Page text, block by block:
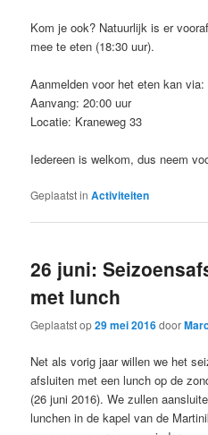
Kom je ook? Natuurlijk is er
mee te eten (18:30 uur).
Aanmelden voor het eten kan via:
Aanvang: 20:00 uur
Locatie: Kraneweg 33
Iedereen is welkom, dus neem
Geplaatst in Activiteiten
26 juni:
met lunch
Geplaatst op29 mei 2016door
Net als vorig jaar willen we het
afsluiten met een lunch op de
(26 juni 2016). We zullen
lunchen in de kapel van de